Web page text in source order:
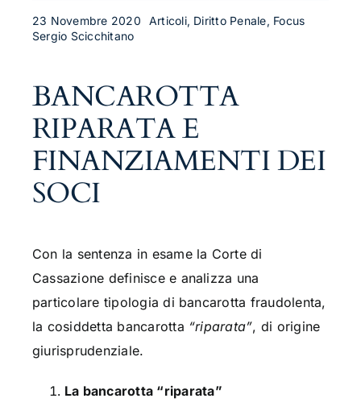
23 Novembre 2020
Articoli, Diritto Penale, Focus
Sergio Scicchitano
BANCAROTTA
RIPARATA E
FINANZIAMENTI DEI
SOCI
Con la sentenza in esame la Corte di
Cassazione definisce e analizza una
particolare tipologia di bancarotta fraudolenta,
la cosiddetta bancarotta “riparata”, di origine
giurisprudenziale.
La bancarotta “riparata”